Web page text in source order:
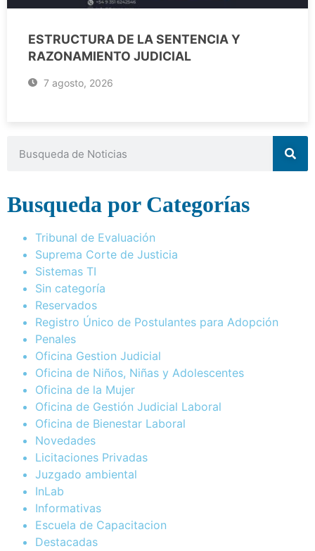
ESTRUCTURA DE LA SENTENCIA Y
RAZONAMIENTO JUDICIAL
7 agosto, 2026
Busqueda por Categorías
Tribunal de Evaluación
Suprema Corte de Justicia
Sistemas TI
Sin categoría
Reservados
Registro Único de Postulantes para Adopción
Penales
Oficina Gestion Judicial
Oficina de Niños, Niñas y Adolescentes
Oficina de la Mujer
Oficina de Gestión Judicial Laboral
Oficina de Bienestar Laboral
Novedades
Licitaciones Privadas
Juzgado ambiental
InLab
Informativas
Escuela de Capacitacion
Destacadas